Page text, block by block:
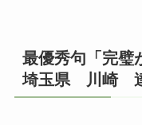
最優秀句「完璧
埼玉県 川崎